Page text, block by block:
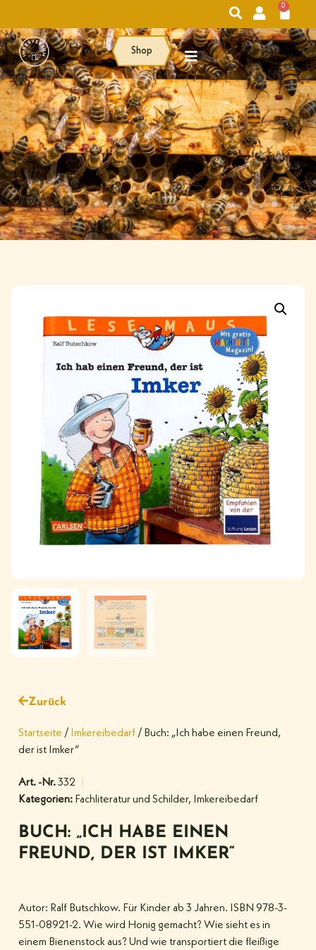
0
Shop
Zurück
Startseite / Imkereibedarf / Buch: „Ich habe einen Freund,
der ist Imker“
Art. -Nr.332
Kategorien: Fachliteratur und Schilder, Imkereibedarf
BUCH: „ICH HABE EINEN
FREUND, DER IST IMKER“
Autor: Ralf Butschkow. Für Kinder ab 3 Jahren. ISBN 978-3-
551-08921-2. Wie wird Honig gemacht? Wie sieht es in
einem Bienenstock aus? Und wie transportiert die fleißige